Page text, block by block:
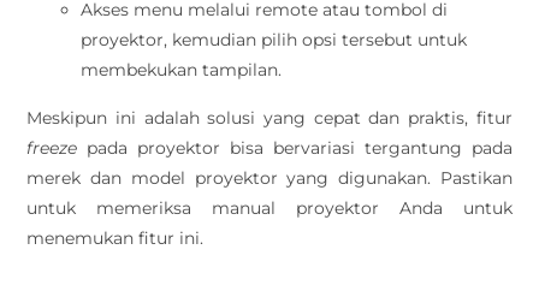
Akses menu melalui remote atau tombol di
proyektor, kemudian pilih opsi tersebut untuk
membekukan tampilan.
Meskipun ini adalah solusi yang cepat dan praktis, fitur
freeze pada proyektor bisa bervariasi tergantung pada
merek dan model proyektor yang digunakan. Pastikan
untuk memeriksa manual proyektor Anda untuk
menemukan fitur ini.